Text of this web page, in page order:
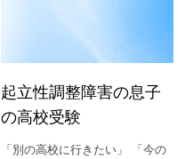
起立性調整障害の息子
の高校受験
「別の高校に行きたい」 「今の